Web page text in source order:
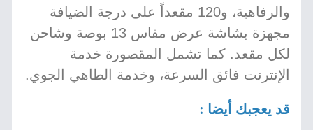
والرفاهية، و120 مقعداً على درجة الضيافة
مجهزة بشاشة عرض مقاس 13 بوصة وشاحن
لكل مقعد. كما تشمل المقصورة خدمة
الإنترنت فائق السرعة، وخدمة الطاهي الجوي.
قد يعجبك أيضا :